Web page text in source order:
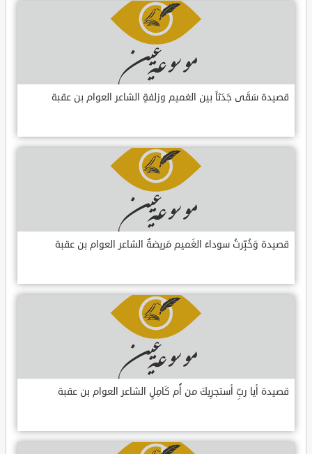
قصيدة سَقَى جَدَثاً بين الغميم وزلفةٍ الشاعر العوام بن عقبة
قصيدة وَخُبِّرتُ سوداءَ الغَميم مَريضةٌ الشاعر العوام بن عقبة
قصيدة أيا ربِّ أستجرِيكَ من أُم كَامِلٍ الشاعر العوام بن عقبة